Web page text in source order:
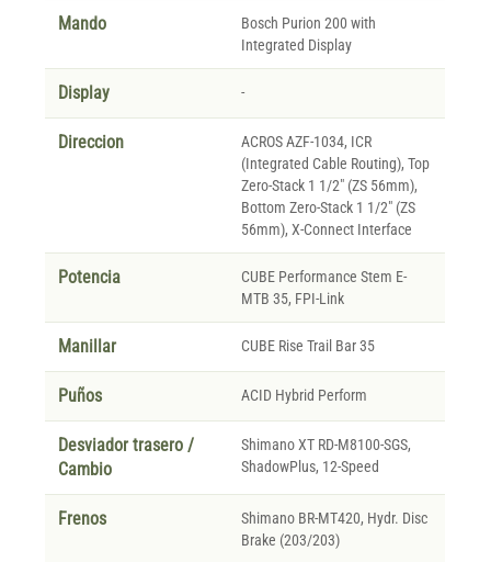
Mando
Bosch Purion 200 with
Integrated Display
Display -
Direccion
ACROS AZF-1034, ICR
(Integrated Cable Routing), Top
Zero-Stack 1 1/2" (ZS 56mm),
Bottom Zero-Stack 1 1/2" (ZS
56mm), X-Connect Interface
Potencia
CUBE Performance Stem E-
MTB 35, FPI-Link
Manillar CUBE Rise Trail Bar 35
Puños ACID Hybrid Perform
Desviador trasero /
Cambio
Shimano XT RD-M8100-SGS,
ShadowPlus, 12-Speed
Frenos
Shimano BR-MT420, Hydr. Disc
Brake (203/203)